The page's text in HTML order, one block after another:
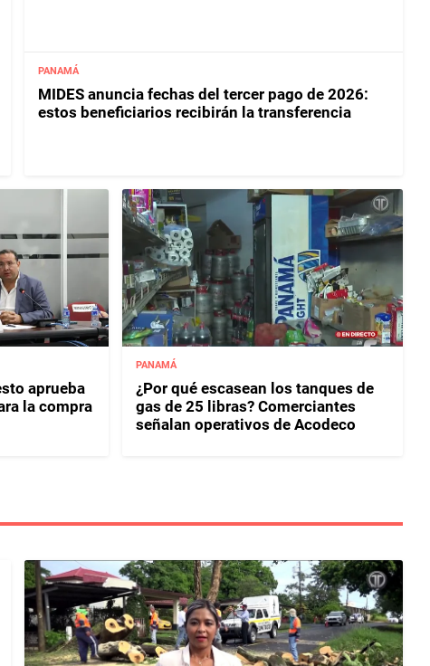
PANAMÁ
MIDES anuncia fechas del tercer pago de 2026:
estos beneficiarios recibirán la transferencia
aprueba
la compra
PANAMÁ
¿Por qué escasean los tanques de
gas de 25 libras? Comerciantes
señalan operativos de Acodeco